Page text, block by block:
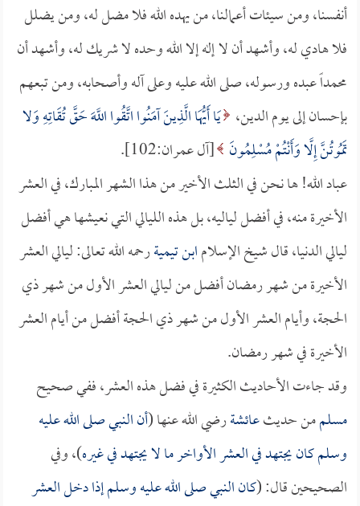
أنفسنا، ومن سيئات أعمالنا، من يهده الله فلا مضل له، ومن يضلل
فلا هادي له، وأشهد أن لا إله إلا الله وحده لا شريك له، وأشهد أن
محمداً عبده ورسوله، صلى الله عليه وعلى آله وأصحابه، ومن تبعهم
بإحسان إلى يوم الدين، يَا أَيُّهَا الَّذِينَ آمَنُوا اتَّقُوا اللَّهَ حَقَّ تُقَاتِهِ وَلا
تَمُوتُنَّ إِلَّا وَأَنْتُمْ مُسْلِمُونَ [آل عمران:102].
عباد الله! ها نحن في الثلث الأخير من هذا الشهر المبارك، في العشر
الأخيرة منه، في أفضل لياليه، بل هذه الليالي التي نعيشها هي أفضل
ليالي الدنيا، قال شيخ الإسلامابن تيميةرحمه الله تعالى: ليالي العشر
الأخيرة من شهر رمضان أفضل من ليالي العشر الأول من شهر ذي
الحجة، وأيام العشر الأول من شهر ذي الحجة أفضل من أيام العشر
الأخيرة في شهر رمضان.
وقد جاءت الأحاديث الكثيرة في فضل هذه العشر، ففي صحيح
مسلممن حديثعائشةرضي الله عنها (أن النبي صلى الله عليه
وسلم كان يجتهد في العشر الأواخر ما لا يجتهد في غيره)، وفي
الصحيحين قال: (كان النبي صلى الله عليه وسلم إذا دخل العشر